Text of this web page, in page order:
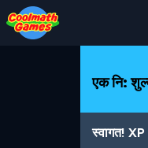
Skip
to
Top
Skip
to
Navigation
Skip
to
Main
Skip
to
Footer
Skip
to
main
एक नि:
स्वागत!